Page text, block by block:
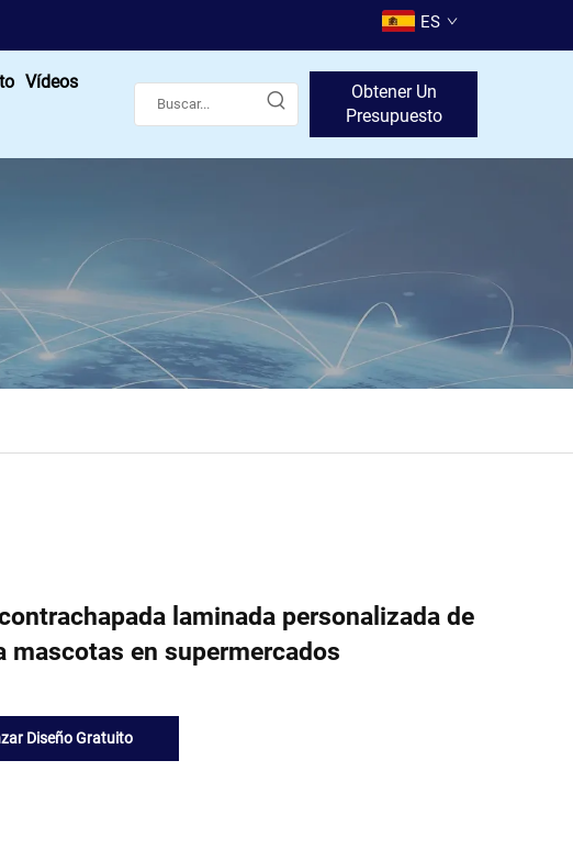
ES
Vídeos
Obtener Un
Presupuesto
laminada personalizada de
mascotas en supermercados
Diseño Gratuito